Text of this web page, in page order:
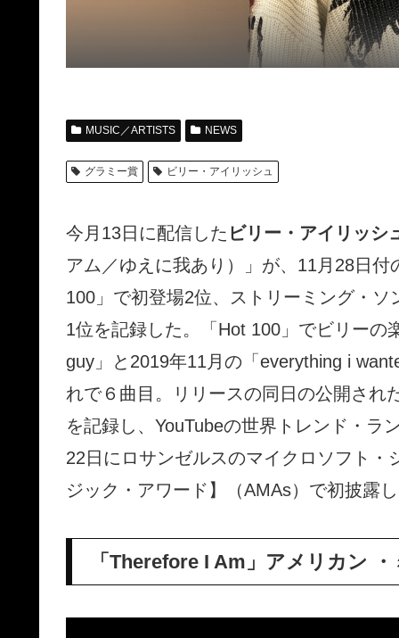
MUSIC／ARTISTS NEWS
グラミー賞 ビリー・アイリッシュ
今月13日に配信した ビリー・アイリッシ
アム／ゆえに我あり）」が、11月28日
100」で初登場2位、ストリーミング・
1位を記録した。「Hot 100」でビリーの
guy」と2019年11月の「everything i
れで６曲目。リリースの同日の公開され
を記録し、YouTubeの世界トレンド・ラ
22日にロサンゼルスのマイクロソフト
ジック・アワード】（AMAs）で初披露し
「Therefore I Am」アメリカン